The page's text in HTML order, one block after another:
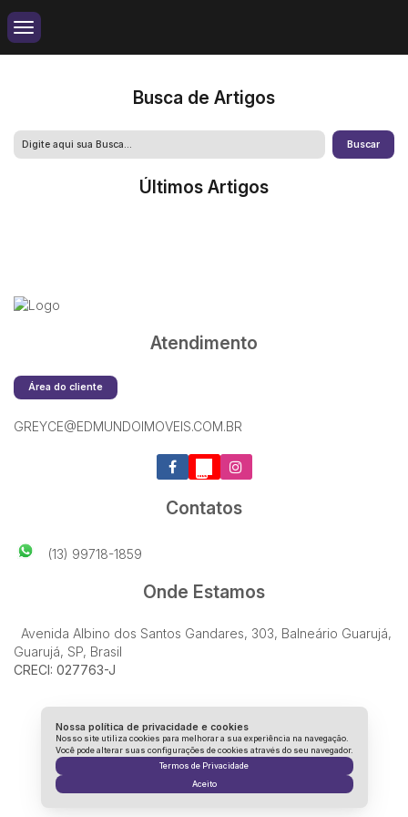
Nossa política de privacidade e cookies
Nosso site utiliza cookies para melhorar a sua experiência na navegação.
Você pode alterar suas configurações de cookies através do seu navegador.
Termos de Privacidade
Aceito
Busca de Artigos
Últimos Artigos
Atendimento
Área do cliente
GREYCE@EDMUNDOIMOVEIS.COM.BR
Contatos
(13) 99718-1859
Onde Estamos
Avenida Albino dos Santos Gandares, 303, Balneário Guarujá,
Guarujá, SP, Brasil
CRECI: 027763-J